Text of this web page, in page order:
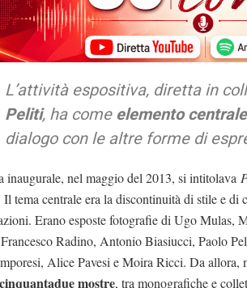
L’attività espositiva, diretta in
Peliti, ha comeelemento
dialogo con le altre forme di
inaugurale, nel maggio del 2013, si intitolava
Il tema centrale era la discontinuità di stile e
Erano esposte fotografie di Ugo Mulas,
Radino, Antonio Biasiucci, Paolo
Alice Pavesi e Moira Ricci. Da allora,
cinquantadue mostre, tra monografiche e